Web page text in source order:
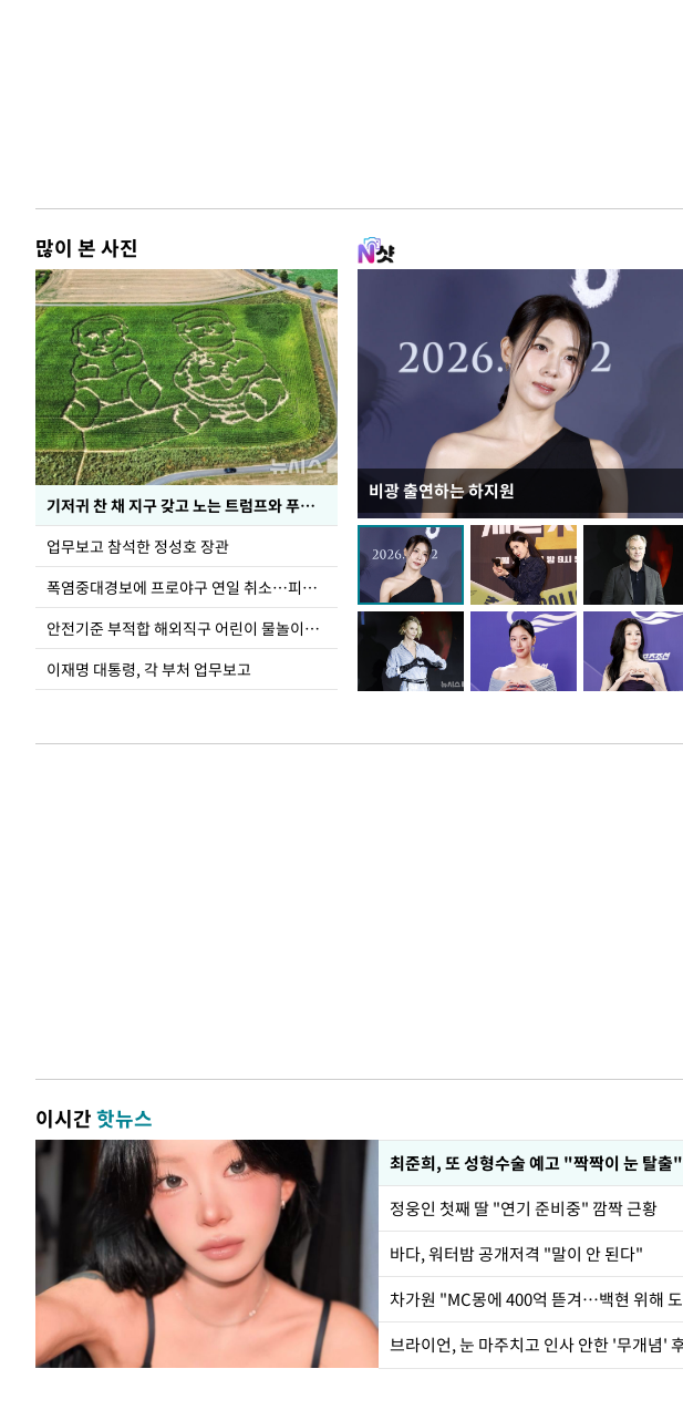
많이 본 사진
기저귀 찬 채 지구 갖고 노는 트럼프와 푸틴 형상 미로
업무보고 참석한 정성호 장관
폭염중대경보에 프로야구 연일 취소…피칭 연습장 '52도'
안전기준 부적합 해외직구 어린이 물놀이용품 판매 중단 요청한 서울시
이재명 대통령, 각 부처 업무보고
비광 출연하는 하지원
가을 준비하는 들녘
이시간핫뉴스
최준희, 또 성형수술 예고 "짝짝이 눈 탈출"
정웅인 첫째 딸 "연기 준비중" 깜짝 근황
바다, 워터밤 공개저격 "말이 안 된다"